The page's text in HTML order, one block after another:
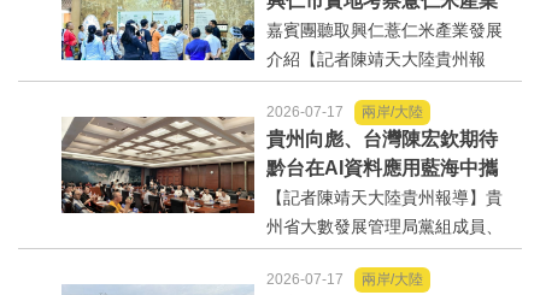
運動/體育/休閒/育樂
兩岸/大陸
寵物/動保
焦點
在武漢武商夢時代一樓中庭溫情
上演，歌聲文脈聯結兩地，這場
融美食、文創、歌舞、匠人分
嘉賓團聽取興仁薏仁米產業發展
介紹【記者陳靖天大陸貴州報
導】參加2026貴州·臺灣經貿交流
合作懇談會、黔台特色產業助力
鄉村振興對接會的臺灣嘉賓組
團，7月15日，到興仁市實地考
察，深入調研興仁薏仁米...
2026-07-17 兩岸/大陸
貴州向彪、台灣陳宏欽期待
黔台在AI資料應用藍海中攜
手共贏
【記者陳靖天大陸貴州報導】貴
州省大數發展管理局黨組成員、
副局長向彪，14日，在2026年貴
州・臺灣經貿交流合作懇談會黔
2026-07-17 兩岸/大陸